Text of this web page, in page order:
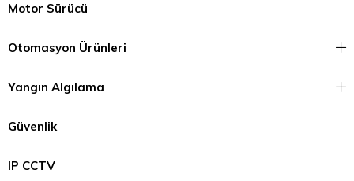
Motor Sürücü
Otomasyon Ürünleri
Yangın Algılama
Güvenlik
IP CCTV